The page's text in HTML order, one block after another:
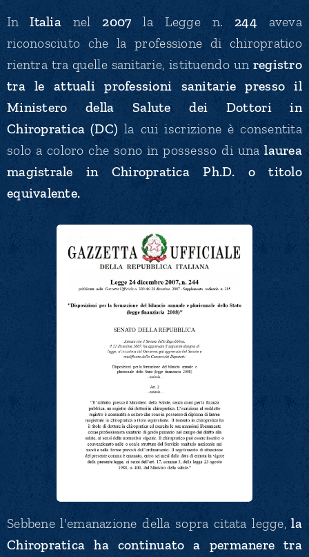
In Italianel 2007 la Legge n. 244
aveva
riconosciuto che laprofessione di chiropratico
rientra tra quelle sanitarie, istituendo un registro
tra le attuali professioni sanitarie presso il
Ministero della Salute dei Dottori in
Chiropratica (DC) la cui iscrizione è consentita
solo a coloro che sono in possesso di unalaurea
magistrale in Chiropratica Ph.D. o titolo
equivalente.
Sebbene l'emanazione della sopra citata legge, la
Chiropratica ha continuato a permanere tra